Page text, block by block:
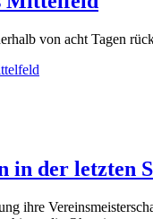
von acht Tagen
in der letzten
ihre